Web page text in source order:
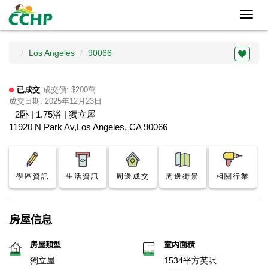
Los Angeles 90066
已成交 成交價: $200萬
成交日期: 2025年12月23日
2卧 | 1.75浴 | 獨立屋
11920 N Park Av,Los Angeles, CA 90066
學區資訊 生活資訊 周邊成交 周邊街景 相關行業
房屋信息
房屋類型
獨立屋
室內面積
1534平方英呎